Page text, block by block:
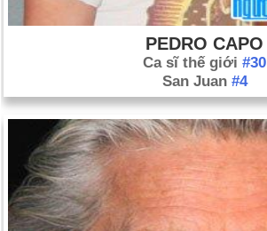
PEDRO CAPO
Ca sĩ thế giới #30
San Juan #4